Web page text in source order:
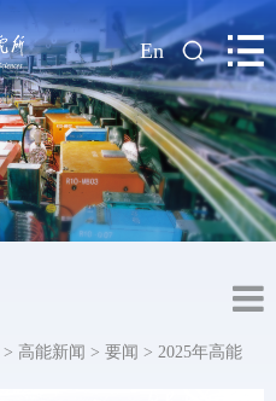
| En
> 高能新闻 > 要闻 > 2025年高能